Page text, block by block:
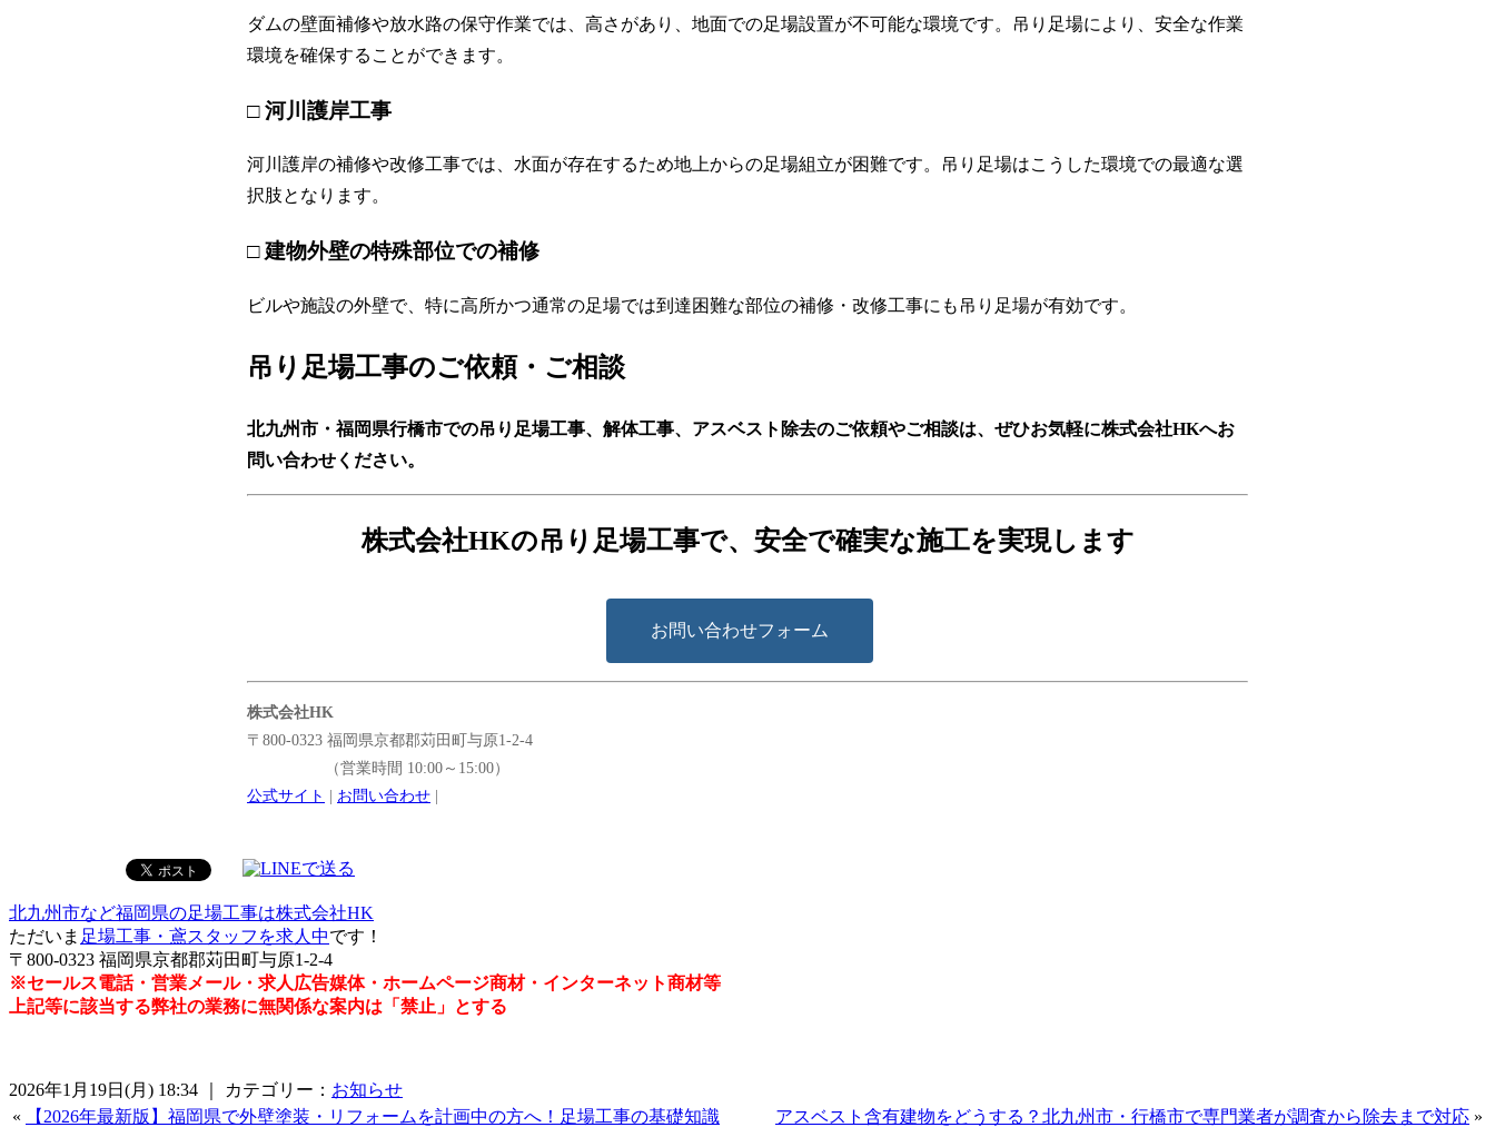
ダムの壁面補修や放水路の保守作業では、高さがあり、地面での足場設置が不可能な環境です。吊り足場により、安全な作業
環境を確保することができます。
□ 河川護岸工事
河川護岸の補修や改修工事では、水面が存在するため地上からの足場組立が困難です。吊り足場はこうした環境での最適な選
択肢となります。
□ 建物外壁の特殊部位での補修
ビルや施設の外壁で、特に高所かつ通常の足場では到達困難な部位の補修・改修工事にも吊り足場が有効です。
吊り足場工事のご依頼・ご相談
北九州市・福岡県行橋市での吊り足場工事、解体工事、アスベスト除去のご依頼やご相談は、ぜひお気軽に株式会社HKへお
問い合わせください。
株式会社HKの吊り足場工事で、安全で確実な施工を実現します
お問い合わせフォーム
株式会社HK
〒800-0323 福岡県京都郡苅田町与原1-2-4
（営業時間 10:00～15:00）
公式サイト
お問い合わせ
北九州市など福岡県の足場工事は株式会社HK
ただいま 足場工事・鳶スタッフを求人中です！
〒800-0323 福岡県京都郡苅田町与原1-2-4
※セールス電話・営業メール・求人広告媒体・ホームページ商材・インターネット商材等
上記等に該当する弊社の業務に無関係な案内は「禁止」とする
2026年1月19日(月) 18:34 ｜ カテゴリー： お知らせ
«
【2026年最新版】福岡県で外壁塗装・リフォームを計画中の方へ！足場工事の基礎知識 アスベスト含有建物をどうする？北九州市・行橋市で専門業者が調査から除去まで対応 »